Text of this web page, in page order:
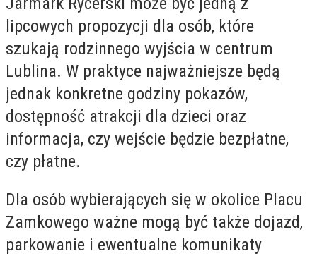
lipcowych propozycji dla osób, które
szukają rodzinnego wyjścia w centrum
Lublina. W praktyce najważniejsze będą
jednak konkretne godziny pokazów,
dostępność atrakcji dla dzieci oraz
informacja, czy wejście będzie bezpłatne,
czy płatne.
Dla osób wybierających się w okolice Placu
Zamkowego ważne mogą być także dojazd,
parkowanie i ewentualne komunikaty